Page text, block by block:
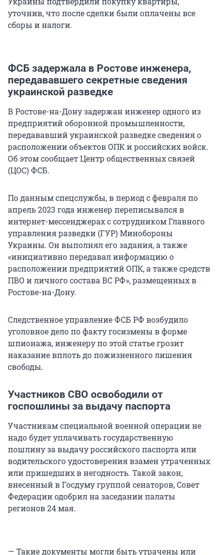
уточнив, что после сделки были оплачены все
сборы и налоги.
ФСБ задержала в Ростове инженера,
передававшего секретные сведения
украинской разведке
В Ростове-на-Дону задержан инженер одного из
предприятий оборонной промышленности,
передававший украинской разведке сведения о
расположении объектов ОПК и российских войск.
Об этом сообщает Центр общественных связей
(ЦОС) ФСБ.
По данным спецслужбы, в период с февраля по
апрель 2023 года инженер переписывался в
интернет-мессенджерах с сотрудником Главного
управления разведки (ГУР) Минобороны
Украины. Он выполнял его задания, а также
«инициативно передавал информацию о
расположении предприятий ОПК, а также средств
ПВО и личного состава ВС РФ», размещенных в
Ростове-на-Дону.
Следственное управление ФСБ РФ возбудило
уголовное дело по факту госизмены в форме
шпионажа, инженеру по этой статье грозит
наказание вплоть до пожизненного лишения
свободы.
Участников СВО освободили от
госпошлины за выдачу паспорта
Участникам специальной военной операции не
надо будет уплачивать государственную
пошлину за выдачу российского паспорта или
водительского удостоверения взамен утраченных
или пришедших в негодность. Такой закон,
внесенный в Госдуму группой сенаторов, Совет
Федерации одобрил на заседании палаты
регионов 24 мая.
— Такие документы могли быть утрачены или